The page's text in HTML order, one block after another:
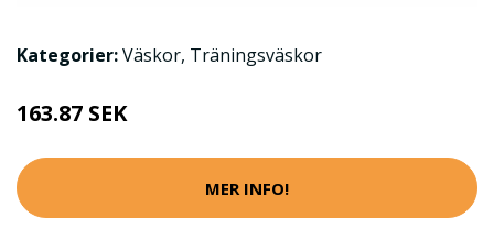
Kategorier:Väskor, Träningsväskor
163.87 SEK
MER INFO!